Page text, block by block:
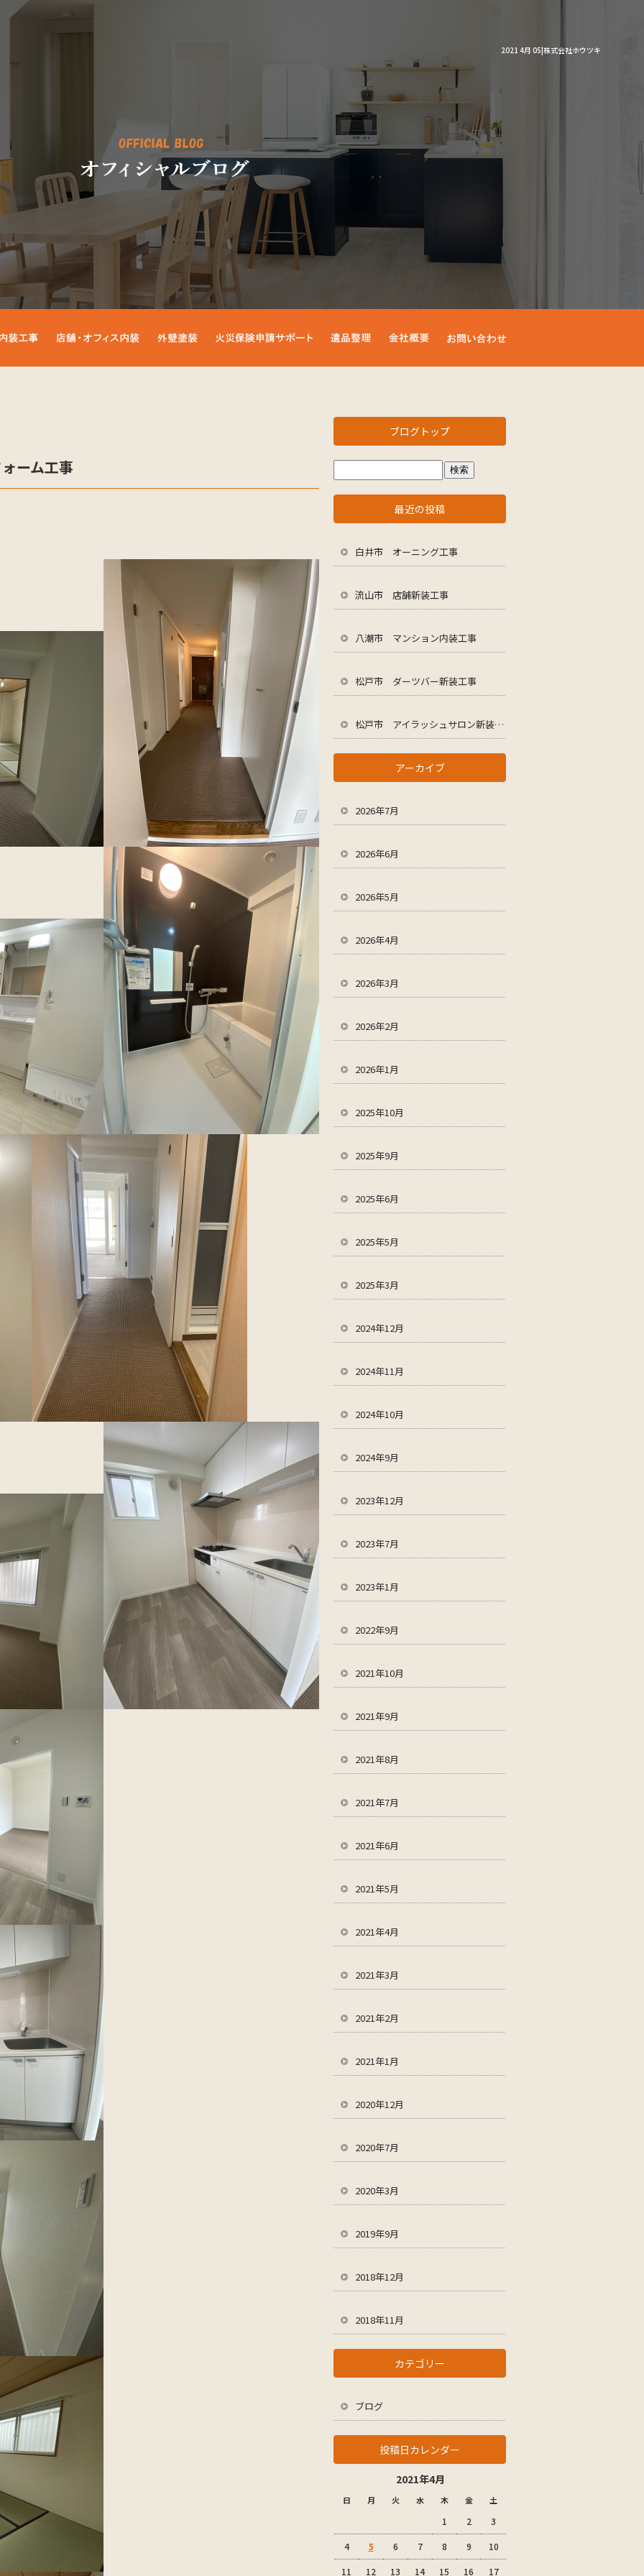
2021 4月 05|株式会社ホウツキ
ーム工事
ブログトップ
最近の投稿
白井市 オーニング工事
流山市 店舗新装工事
八潮市 マンション内装工事
松戸市 ダーツバー新装工事
松戸市 アイラッシュサロン新装工事
アーカイブ
2026年7月
2026年6月
2026年5月
2026年4月
2026年3月
2026年2月
2026年1月
2025年10月
2025年9月
2025年6月
2025年5月
2025年3月
2024年12月
2024年11月
2024年10月
2024年9月
2023年12月
2023年7月
2023年1月
2022年9月
2021年10月
2021年9月
2021年8月
2021年7月
2021年6月
2021年5月
2021年4月
2021年3月
2021年2月
2021年1月
2020年12月
2020年7月
2020年3月
2019年9月
2018年12月
2018年11月
カテゴリー
ブログ
投稿日カレンダー
2021年4月
日 月 火 水 木 金 土
1 2 3
4 5 6 7 8 9 10
11 12 13 14 15 16 17